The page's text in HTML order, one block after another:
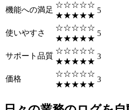
機能への満足
☆☆☆☆☆
★★★★★
5
使いやすさ
☆☆☆☆☆
★★★★★
5
サポート品質
☆☆☆☆☆
★★★★★
3
価格
☆☆☆☆☆
★★★★★
3